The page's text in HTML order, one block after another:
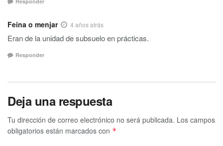
Feina o menjar 4 años atrás
Eran de la unidad de subsuelo en prácticas.
Responder
Deja una respuesta
Tu dirección de correo electrónico no será publicada. Los campos
obligatorios están marcados con *